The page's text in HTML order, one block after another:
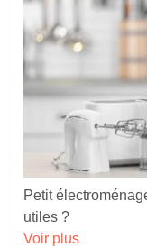
Petit
utiles ?
Voir plus